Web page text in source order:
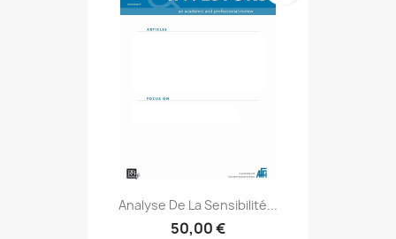
Analyse De La Sensibilité...
50,00 €